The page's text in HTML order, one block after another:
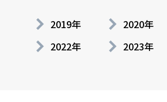
2019年 2020年
2022年
2023年